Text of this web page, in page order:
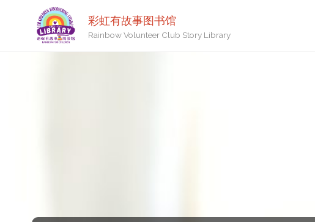
彩虹有故事图书馆
Rainbow Volunteer Club Story Library